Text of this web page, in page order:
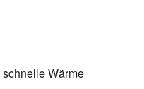
Wärme